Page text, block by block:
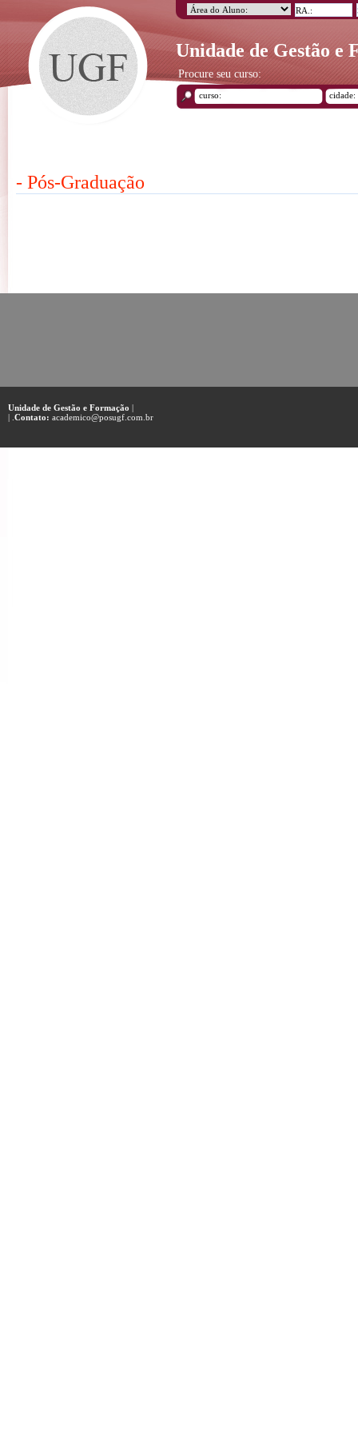
Unidade de Gestão e
Procure seu curso:
- Pós-Graduação
Unidade de Gestão e Formação |
| . Contato: academico@posugf.com.br